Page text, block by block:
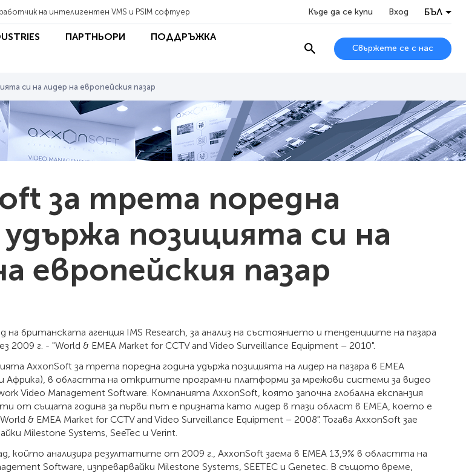
на интелигентен VMS и PSIM софтуер Къде да се купи Вход БЪЛ
ПАРТНЬОРИ ПОДДРЪЖКА
Свържете се с нас
си на лидер на европейския пазар
за трета поредна
удържа позицията си на
европейския пазар
на британската агенция IMS Research, за анализ на състоянието и тенденциите на пазара
2009 г. - "World & EMEA Market for CCTV and Video Surveillance Equipment – 2010".
AxxonSoft за трета поредна година удържа позицията на лидер на пазара в EMEA
и Африка), в областта на откритите програмни платформи за мрежови системи за видео
Video Management Software. Компанията AxxonSoft, която започна глобална експанзия
от същата година за първи път е призната като лидер в тази област в ЕМЕА, което е
& EMEA Market for CCTV and Video Surveillance Equipment – 2008". Тогава AxxonSoft зае
Milestone Systems, SeeTec и Verint.
който анализира резултатите от 2009 г., AxxonSoft заема в ЕМЕА 13,9% в областта на
Software, изпреварвайки Milestone Systems, SEETEC и Genetec. В същото време,